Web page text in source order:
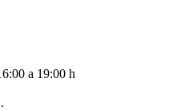
a 19:00 h